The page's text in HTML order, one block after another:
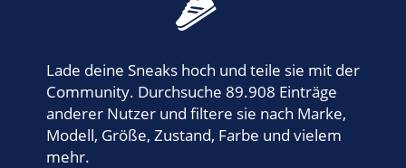
Lade deine Sneaks hoch und teile sie mit der
Community. Durchsuche 89.908 Einträge
anderer Nutzer und filtere sie nach Marke,
Modell, Größe, Zustand, Farbe und vielem
mehr.